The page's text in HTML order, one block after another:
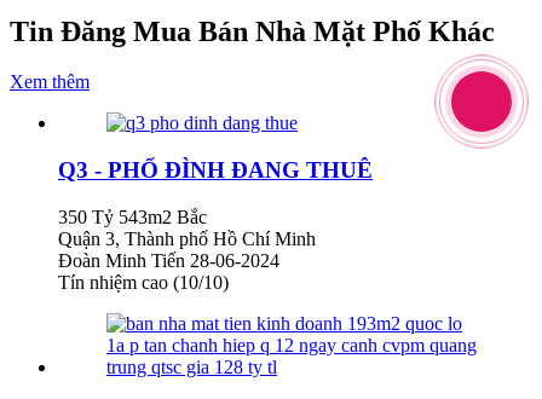
Tin Đăng Mua Bán Nhà Mặt Phố Khác
Xem thêm
Q3 - PHỔ ĐÌNH ĐANG THUÊ
350 Tỷ 543m2 Bắc
Quận 3, Thành phố Hồ Chí Minh
Đoàn Minh Tiến 28-06-2024
Tín nhiệm cao (10/10)